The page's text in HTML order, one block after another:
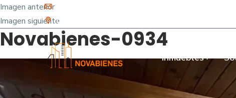
info@novabienes.com
Calle 68 Sur No. 43 C 35 - Sabaneta, Antioquia -
Inmuebles
Imagen anterior
Imagen siguiente
Novabienes-0934